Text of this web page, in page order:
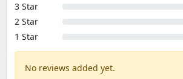
3 Star
2 Star
1 Star
No reviews added yet.